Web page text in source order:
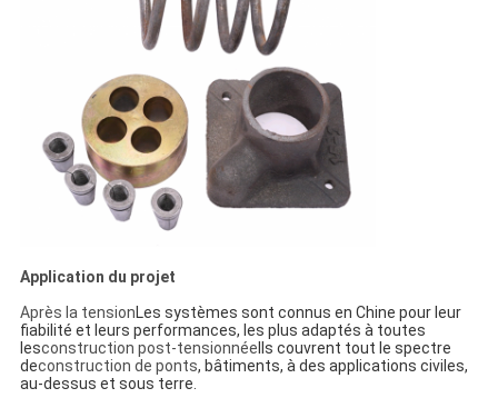
Application du projet
Après la tensionLes systèmes sont connus en Chine pour leur
fiabilité et leurs performances, les plus adaptés à toutes
lesconstruction post-tensionnée Ils couvrent tout le spectre
deconstruction de ponts, bâtiments, à des applications civiles,
au-dessus et sous terre.